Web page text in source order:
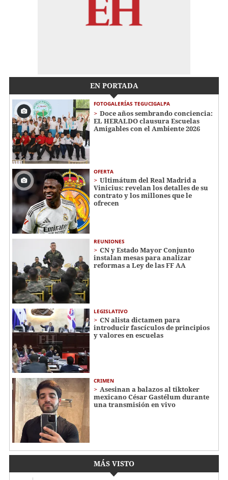
EN PORTADA
FOTOGALERÍAS TEGUCIGALPA
Doce años sembrando conciencia:
EL HERALDO clausura Escuelas
Amigables con el Ambiente 2026
OFERTA
Ultimátum del Real Madrid a
Vinicius: revelan los detalles de su
contrato y los millones que le
ofrecen
REUNIONES
CN y Estado Mayor Conjunto
instalan mesas para analizar
reformas a Ley de las FF AA
LEGISLATIVO
CN alista dictamen para
introducir fascículos de principios
y valores en escuelas
CRIMEN
Asesinan a balazos al tiktoker
mexicano César Gastélum durante
una transmisión en vivo
MÁS VISTO